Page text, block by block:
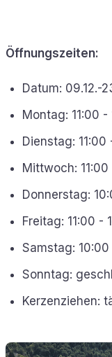
Öffnungszeiten:
Datum: 09.12.-
Montag: 11:00 -
Dienstag: 11:00
Mittwoch:
Donnerstag:
Freitag: 11:00 -
Samstag:
Sonntag:
Kerzenziehen: